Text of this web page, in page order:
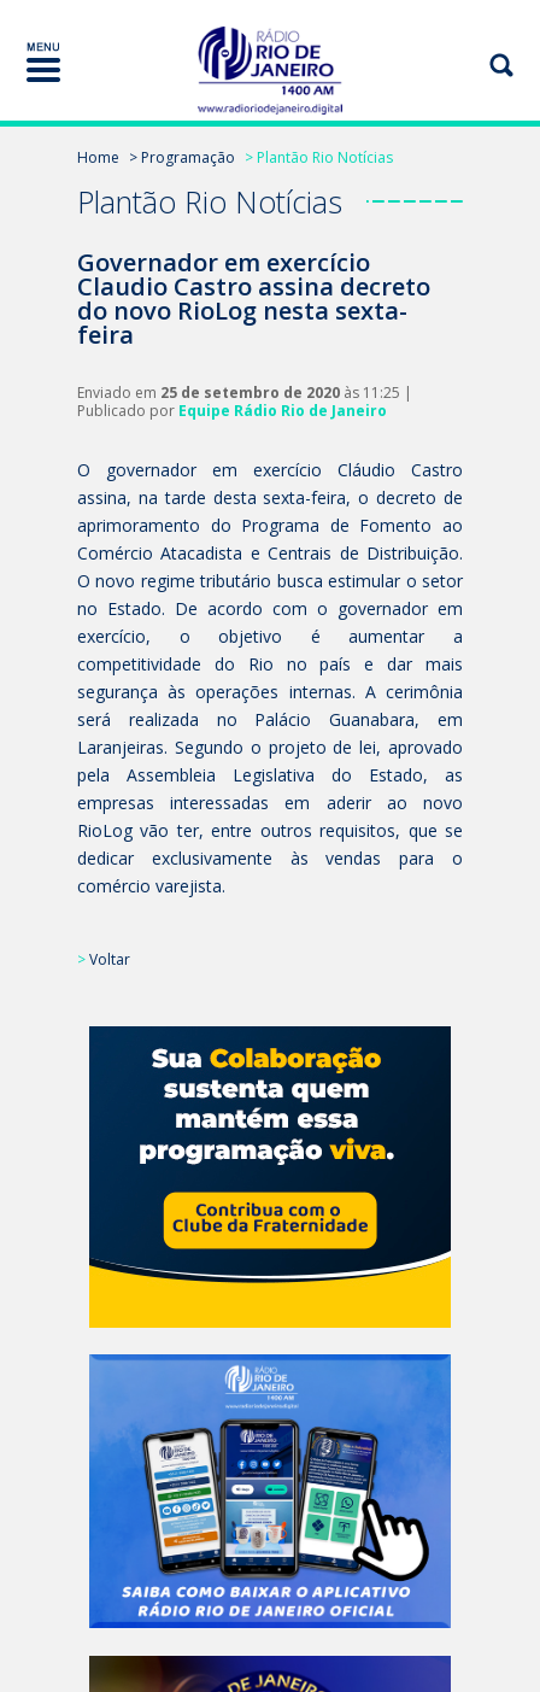
Home > Programação > Plantão Rio Notícias
Plantão Rio Notícias
Governador em exercício
Claudio Castro assina decreto
do novo RioLog nesta sexta-
feira
Enviado em 25 de setembro de 2020 às 11:25 |
Publicado por Equipe Rádio Rio de Janeiro
O governador em exercício Cláudio Castro
assina, na tarde desta sexta-feira, o decreto de
aprimoramento do Programa de Fomento ao
Comércio Atacadista e Centrais de Distribuição.
O novo regime tributário busca estimular o setor
no Estado. De acordo com o governador em
exercício, o objetivo é aumentar a
competitividade do Rio no país e dar mais
segurança às operações internas. A cerimônia
será realizada no Palácio Guanabara, em
Laranjeiras. Segundo o projeto de lei, aprovado
pela Assembleia Legislativa do Estado, as
empresas interessadas em aderir ao novo
RioLog vão ter, entre outros requisitos, que se
dedicar exclusivamente às vendas para o
comércio varejista.
>Voltar